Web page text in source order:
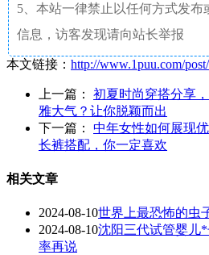
5、本站一律禁止以任何方式发布
信息，访客发现请向站长举报
本文链接： http://www.1puu.com/
上一篇： 初夏时尚穿搭分享
雅大气？让你脱颖而出
下一篇： 中年女性如何展现
长裤搭配，你一定喜欢
相关文章
2024-08-10世界上最恐怖的虫
2024-08-10沈阳三代试管婴儿
率再说